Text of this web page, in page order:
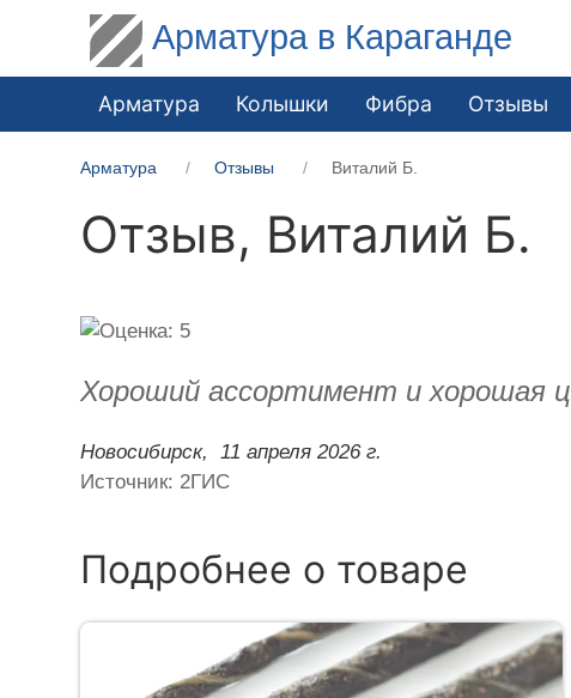
Арматура в Караганде
Арматура Колышки Фибра Отзывы
Арматура Отзывы Виталий Б.
Отзыв, Виталий Б.
Хороший ассортимент и хорошая
Новосибирск,
11 апреля 2026 г.
Источник: 2ГИС
Подробнее о товаре